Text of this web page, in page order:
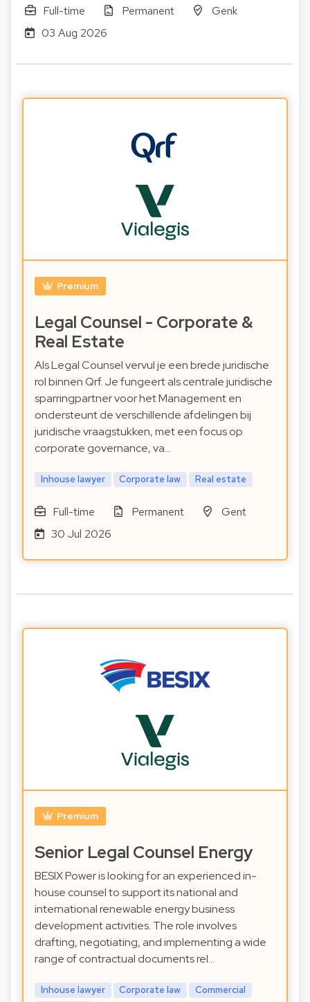
Full-time Permanent
Genk
03 Aug 2026
Premium
Legal Counsel - Corporate &
Real Estate
Als Legal Counsel vervul je een brede juridische
rol binnen Qrf. Je fungeert als centrale juridische
sparringpartner voor het Management en
ondersteunt de verschillende afdelingen bij
juridische vraagstukken, met een focus op
corporate governance, va…
Inhouse lawyer Corporate law Real estate
Full-time Permanent
Gent
30 Jul 2026
Premium
Senior Legal Counsel Energy
BESIX Power is looking for an experienced in-
house counsel to support its national and
international renewable energy business
development activities. The role involves
drafting, negotiating, and implementing a wide
range of contractual documents rel…
Inhouse lawyer Corporate law
Commercial